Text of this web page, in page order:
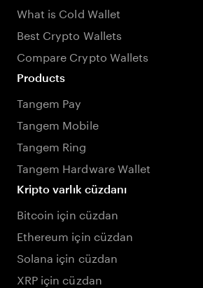
What is Cold Wallet
Best Crypto Wallets
Compare Crypto Wallets
Products
Tangem Pay
Tangem Mobile
Tangem Ring
Tangem Hardware Wallet
Kripto varlık cüzdanı
Bitcoin için cüzdan
Ethereum için cüzdan
Solana için cüzdan
XRP için cüzdan